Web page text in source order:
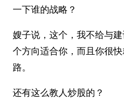
一下谁的战略？
嫂子说，这个，我不给与
个方向适合你，而且你很
路。
还有这么教人炒股的？